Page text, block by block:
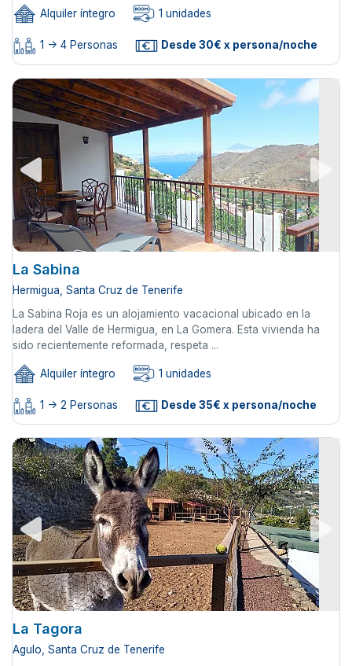
Alquiler íntegro 1 unidades
1 -> 4 Personas Desde 30€ x persona/noche
La Sabina
Hermigua, Santa Cruz de Tenerife
La Sabina Roja es un alojamiento vacacional ubicado en la
ladera del Valle de Hermigua, en La Gomera. Esta vivienda ha
sido recientemente reformada, respeta ...
Alquiler íntegro 1 unidades
1 -> 2 Personas Desde 35€ x persona/noche
La Tagora
Agulo, Santa Cruz de Tenerife